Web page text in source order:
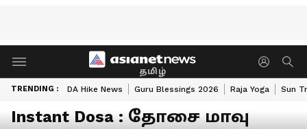
தமிழ்
TRENDING : DA Hike News Guru Blessings 2026 Raja Yoga Sun
Instant Dosa : தோசை மாவு